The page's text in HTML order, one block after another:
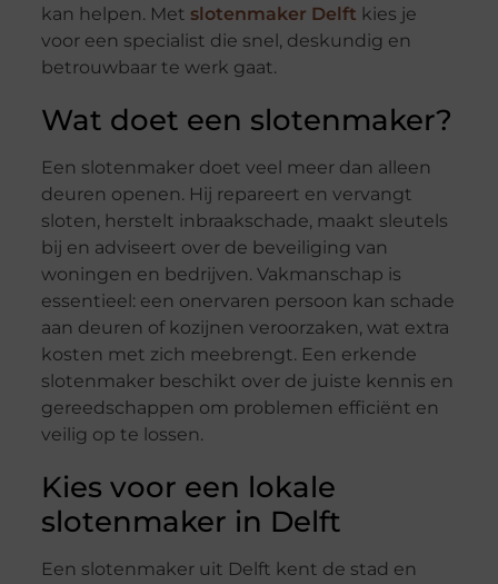
kan helpen. Met slotenmaker Delft kies je
voor een specialist die snel, deskundig en
betrouwbaar te werk gaat.
Wat doet een slotenmaker?
Een slotenmaker doet veel meer dan alleen
deuren openen. Hij repareert en vervangt
sloten, herstelt inbraakschade, maakt sleutels
bij en adviseert over de beveiliging van
woningen en bedrijven. Vakmanschap is
essentieel: een onervaren persoon kan schade
aan deuren of kozijnen veroorzaken, wat extra
kosten met zich meebrengt. Een erkende
slotenmaker beschikt over de juiste kennis en
gereedschappen om problemen efficiënt en
veilig op te lossen.
Kies voor een lokale
slotenmaker in Delft
Een slotenmaker uit Delft kent de stad en